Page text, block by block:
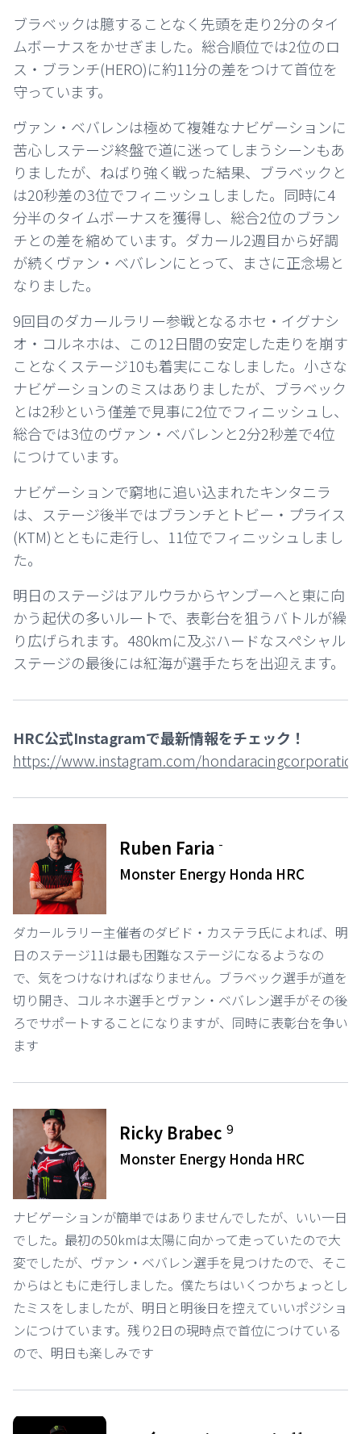
ブラベックは臆することなく先頭を走り2分のタイ
ムボーナスをかせぎました。総合順位では2位のロ
ス・ブランチ(HERO)に約11分の差をつけて首位を
守っています。
ヴァン・ベバレンは極めて複雑なナビゲーションに
苦心しステージ終盤で道に迷ってしまうシーンもあ
りましたが、ねばり強く戦った結果、ブラベックと
は20秒差の3位でフィニッシュしました。同時に4
分半のタイムボーナスを獲得し、総合2位のブラン
チとの差を縮めています。ダカール2週目から好調
が続くヴァン・ベバレンにとって、まさに正念場と
なりました。
9回目のダカールラリー参戦となるホセ・イグナシ
オ・コルネホは、この12日間の安定した走りを崩す
ことなくステージ10も着実にこなしました。小さな
ナビゲーションのミスはありましたが、ブラベック
とは2秒という僅差で見事に2位でフィニッシュし、
総合では3位のヴァン・ベバレンと2分2秒差で4位
につけています。
ナビゲーションで窮地に追い込まれたキンタニラ
は、ステージ後半ではブランチとトビー・プライス
(KTM)とともに走行し、11位でフィニッシュしまし
た。
明日のステージはアルウラからヤンブーへと東に向
かう起伏の多いルートで、表彰台を狙うバトルが繰
り広げられます。480kmに及ぶハードなスペシャル
ステージの最後には紅海が選手たちを出迎えます。
HRC公式Instagramで最新情報をチェック！
https://www.instagram.com/
Ruben Faria -
Monster Energy Honda HRC
ダカールラリー主催者のダビド・カステラ氏によれば、明
日のステージ11は最も困難なステージになるようなの
で、気をつけなければなりません。ブラベック選手が道を
切り開き、コルネホ選手とヴァン・ベバレン選手がその後
ろでサポートすることになりますが、同時に表彰台を争い
ます
Ricky Brabec9
Monster Energy Honda HRC
ナビゲーションが簡単ではありませんでしたが、いい一日
でした。最初の50kmは太陽に向かって走っていたので大
変でしたが、ヴァン・ベバレン選手を見つけたので、そこ
からはともに走行しました。僕たちはいくつかちょっとし
たミスをしましたが、明日と明後日を控えていいポジショ
ンにつけています。残り2日の現時点で首位につけている
ので、明日も楽しみです